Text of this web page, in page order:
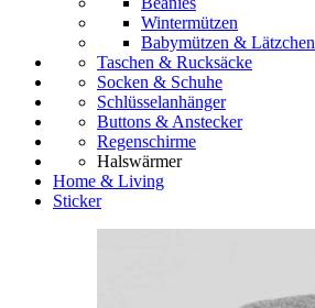
Wintermützen
Babymützen & Lätzchen
Taschen & Rucksäcke
Socken & Schuhe
Schlüsselanhänger
Buttons & Anstecker
Regenschirme
Halswärmer
Home & Living
Sticker